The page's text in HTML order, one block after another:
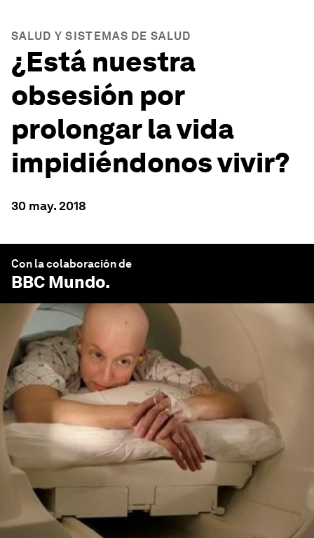
SALUD Y SISTEMAS DE SALUD
¿Está nuestra
obsesión por
prolongar la vida
impidiéndonos vivir?
30 may. 2018
Con la colaboración de
BBC Mundo.